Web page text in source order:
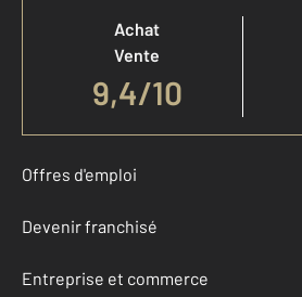
Achat
Vente
9,4/10
Offres d'emploi
Devenir franchisé
Entreprise et commerce